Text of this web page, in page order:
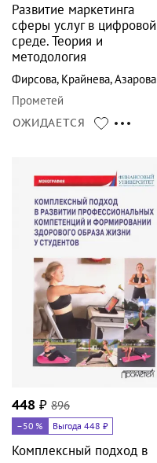
Развитие маркетинга
сферы услуг в цифровой
среде. Теория и
методология
Фирсова, Крайнева,Азарова
Прометей
ОЖИДАЕТСЯ
448 ₽ 896
–50 % Выгода 448 ₽
Комплексный подход в